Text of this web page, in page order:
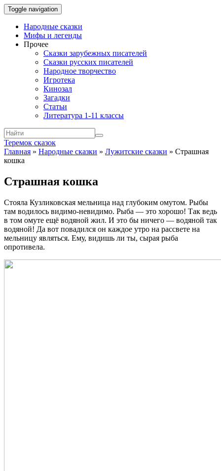
Toggle navigation
Народные сказки
Мифы и легенды
Прочее
Сказки зарубежных писателей
Сказки русских писателей
Народное творчество
Игротека
Кинозал
Загадки
Статьи
Литература 1-11 классы
Теремок сказок
Главная » Народные сказки » Лужитские сказки » Страшная
кошка
Страшная кошка
Стояла Кузликовская мельница над глубоким омутом. Рыбы
там водилось видимо-невидимо. Рыба — это хорошо! Так ведь
в том омуте ещё водяной жил. И это бы ничего — водяной так
водяной! Да вот повадился он каждое утро на рассвете на
мельницу являться. Ему, видишь ли ты, сырая рыба
опротивела.